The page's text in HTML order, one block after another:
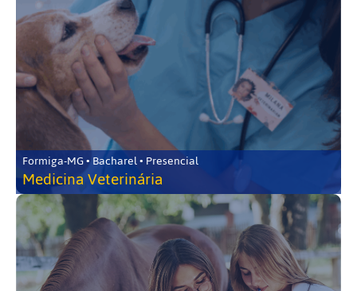
Formiga-MG • Bacharel • Presencial
Medicina Veterinária